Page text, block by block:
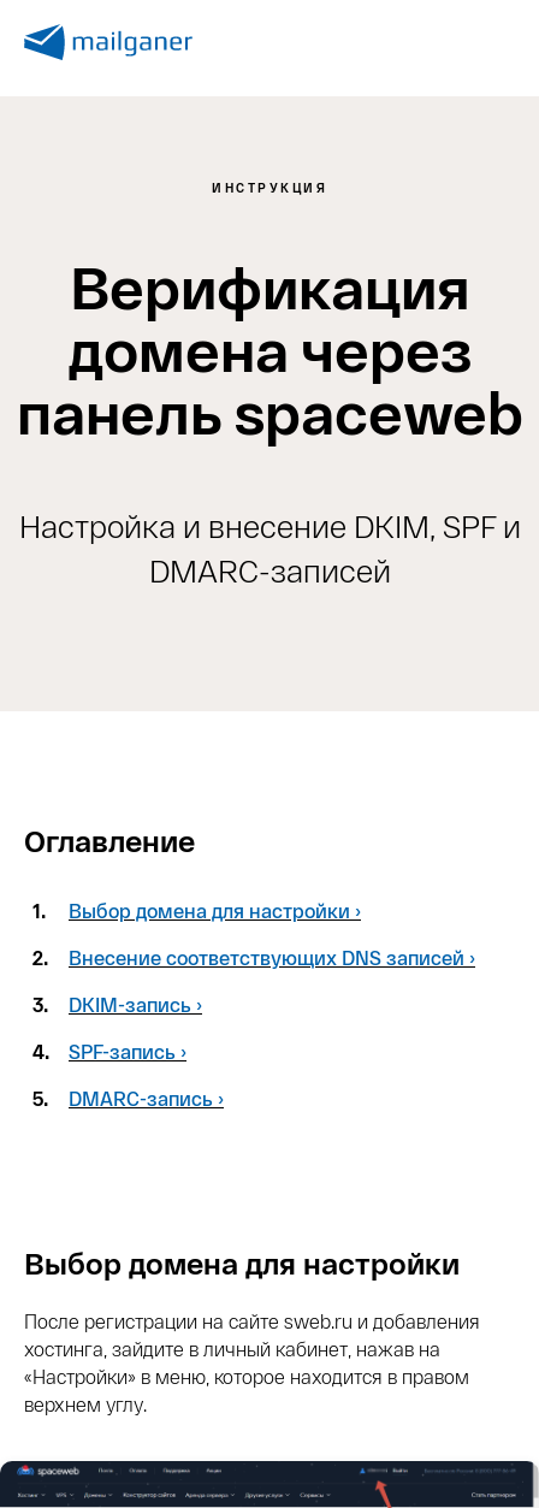
ИНСТРУКЦИЯ
Верификация
домена через
панель spaceweb
Настройка и внесение DKIM, SPF и
DMARC-записей
Оглавление
1. Выбор домена для настройки ›
2. Внесение соответствующих DNS записей ›
3. DKIM-запись ›
4. SPF-запись ›
5. DMARC-запись ›
Выбор домена для настройки
После регистрации на сайте sweb.ru и добавления
хостинга, зайдите в личный кабинет, нажав на
«Настройки» в меню, которое находится в правом
верхнем углу.